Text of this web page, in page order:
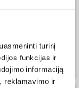
turinį
funkcijas ir
informaciją
reklamavimo ir
naujausius
UŽSISAKYTI